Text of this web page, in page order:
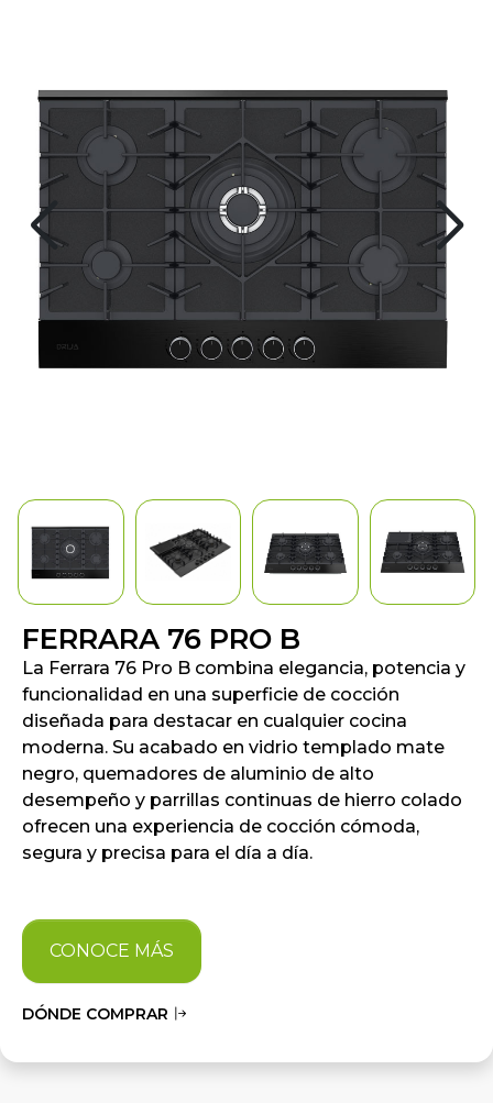
FERRARA 76 PRO B
La Ferrara 76 Pro B combina elegancia, potencia y
funcionalidad en una superficie de cocción
diseñada para destacar en cualquier cocina
moderna. Su acabado en vidrio templado mate
negro, quemadores de aluminio de alto
desempeño y parrillas continuas de hierro colado
ofrecen una experiencia de cocción cómoda,
segura y precisa para el día a día.
CONOCE MÁS
DÓNDE COMPRAR